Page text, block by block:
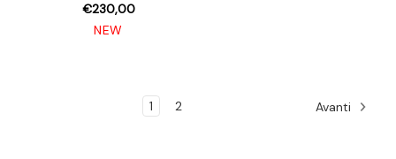
€230,00
NEW
1 2 Avanti